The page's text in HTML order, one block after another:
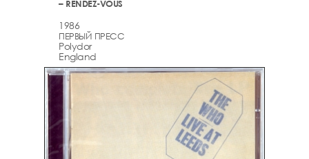
– RENDEZ-VOUS
1986
ПЕРВЫЙ ПРЕСС
Polydor
England